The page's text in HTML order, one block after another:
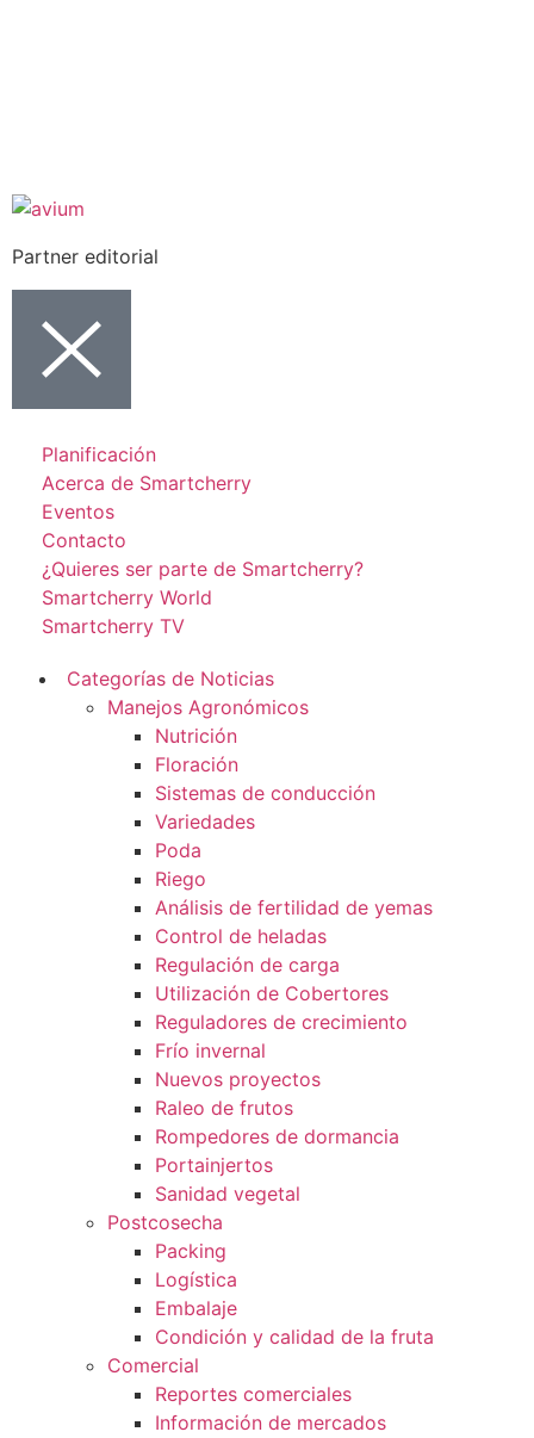
Partner editorial
Planificación
Acerca de Smartcherry
Eventos
Contacto
¿Quieres ser parte de Smartcherry?
Smartcherry World
Smartcherry TV
Categorías de Noticias
Manejos Agronómicos
Nutrición
Floración
Sistemas de conducción
Variedades
Poda
Riego
Análisis de fertilidad de yemas
Control de heladas
Regulación de carga
Utilización de Cobertores
Reguladores de crecimiento
Frío invernal
Nuevos proyectos
Raleo de frutos
Rompedores de dormancia
Portainjertos
Sanidad vegetal
Postcosecha
Packing
Logística
Embalaje
Condición y calidad de la fruta
Comercial
Reportes comerciales
Información de mercados